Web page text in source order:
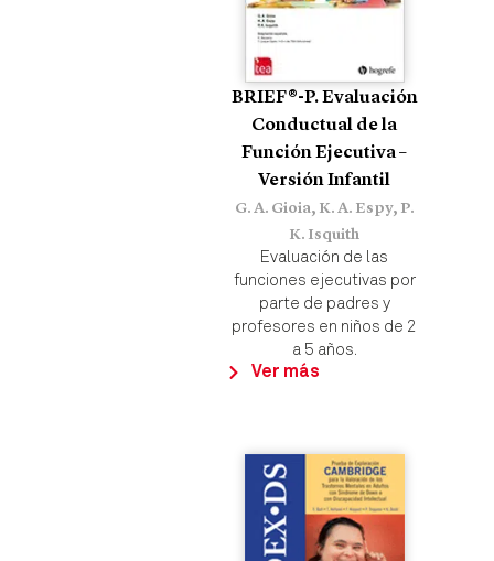
BRIEF®-P. Evaluación
Conductual de la
Función Ejecutiva –
Versión Infantil
G. A. Gioia, K. A. Espy, P.
K. Isquith
Evaluación de las
funciones ejecutivas por
parte de padres y
profesores en niños de 2
a 5 años.
Ver más